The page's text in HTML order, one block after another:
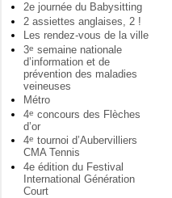
2e journée du Babysitting
2 assiettes anglaises, 2 !
Les rendez-vous de la ville
3e semaine nationale
d’information et de
prévention des maladies
veineuses
Métro
4e concours des Flèches
d’or
4e tournoi d’Aubervilliers
CMA Tennis
4e édition du Festival
International Génération
Court